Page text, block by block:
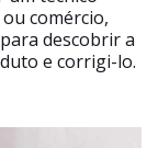
comércio,
descobrir a
e corrigi-lo.